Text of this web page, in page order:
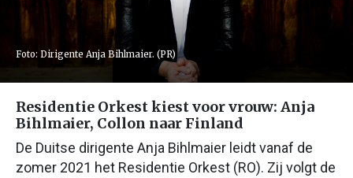
Foto: Dirigente Anja Bihlmaier. (PR)
Residentie Orkest kiest voor vrouw: Anja
Bihlmaier, Collon naar Finland
De Duitse dirigente Anja Bihlmaier leidt vanaf de
zomer 2021 het Residentie Orkest (RO). Zij volgt de